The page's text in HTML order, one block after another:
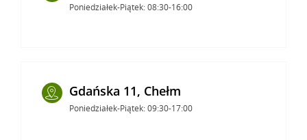
Poniedziałek-Piątek: 08:30-16:00
Gdańska 11, Chełm
Poniedziałek-Piątek: 09:30-17:00